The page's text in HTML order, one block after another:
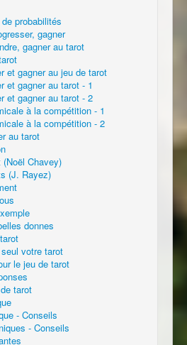
probabilités
gagner
gagner au tarot
et gagner au jeu de tarot
et gagner au tarot - 1
et gagner au tarot - 2
à la compétition - 1
à la compétition - 2
au tarot
Chavey)
(J. Rayez)
donnes
votre tarot
le jeu de tarot
tarot
- Conseils
- Conseils